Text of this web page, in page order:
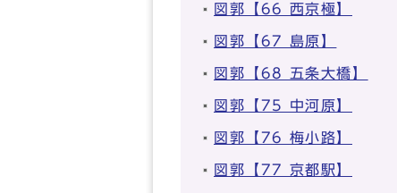
図郭【66 西京極】
図郭【67 島原】
図郭【68 五条大橋】
図郭【75 中河原】
図郭【76 梅小路】
図郭【77 京都駅】